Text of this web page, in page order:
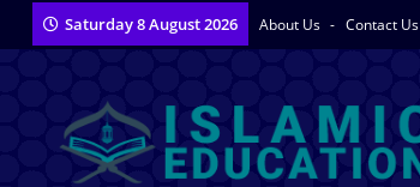
Saturday 8 August 2026 About Us Contact Us